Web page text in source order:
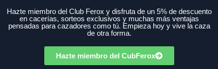
Hazte miembro del Club Ferox y disfruta de un 5% de descuento
en cacerías, sorteos exclusivos y muchas más ventajas
pensadas para cazadores como tú. Empieza hoy y vive la caza
de otra forma.
Hazte miembro del CubFerox